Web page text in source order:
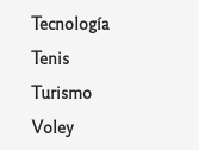
Tecnología
Tenis
Turismo
Voley